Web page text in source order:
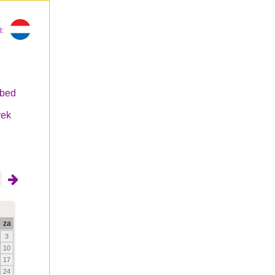
za
3
10
17
24